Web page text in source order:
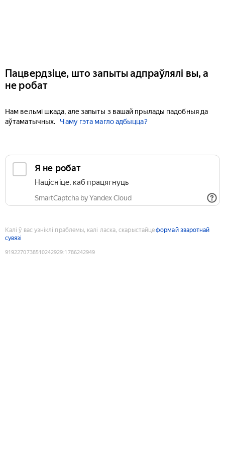
Пацвердзіце, што запыты адпраўлялі вы, а
не робат
Нам вельмі шкада, але запыты з вашай прылады падобныя да
аўтаматычных.
Чаму гэта магло адбыцца?
Я не робат
Націсніце, каб працягнуць
SmartCaptcha by Yandex Cloud
Калі ў вас узніклі праблемы, калі ласка, скарыстайцеформай зваротнай
сувязі
9192270738510242929:1786242949